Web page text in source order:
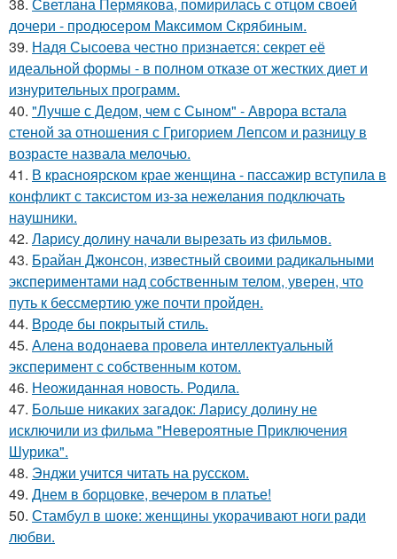
дочери - продюсером Максимом Скрябиным.
39. Надя Сысоева честно признается: секрет её
идеальной формы - в полном отказе от жестких диет и
изнурительных программ.
40. "Лучше с Дедом, чем с Сыном" - Аврора встала
стеной за отношения с Григорием Лепсом и разницу в
возрасте назвала мелочью.
41. В красноярском крае женщина - пассажир вступила в
конфликт с таксистом из-за нежелания подключать
наушники.
42. Ларису долину начали вырезать из фильмов.
43. Брайан Джонсон, известный своими радикальными
экспериментами над собственным телом, уверен, что
путь к бессмертию уже почти пройден.
44. Вроде бы покрытый стиль.
45. Алена водонаева провела интеллектуальный
эксперимент с собственным котом.
46. Неожиданная новость. Родила.
47. Больше никаких загадок: Ларису долину не
исключили из фильма "Невероятные Приключения
Шурика".
48. Энджи учится читать на русском.
49. Днем в борцовке, вечером в платье!
50. Стамбул в шоке: женщины укорачивают ноги ради
любви.